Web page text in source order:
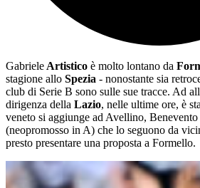
Gabriele Artistico è molto lontano da
stagione allo Spezia - nonostante sia
club di Serie B sono sulle sue tracce. Ad
dirigenza della Lazio, nelle ultime ore, è
veneto si aggiunge ad Avellino,
(neopromosso in A) che lo seguono da
presto presentare una proposta a Formello.